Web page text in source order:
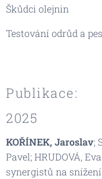
Škůdci olejnin
Testování odrůd a
Publikace:
2025
KOŘÍNEK, Jaroslav;
Pavel; HRUDOVÁ,
synergistů na